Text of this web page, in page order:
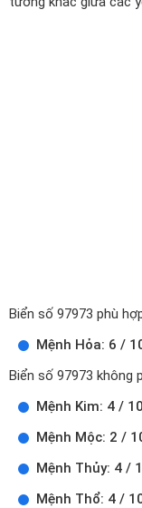
Biển số 97973 phù
Mệnh Hỏa: 6 /
Biển số 97973 không
Mệnh Kim: 4 /
Mệnh Mộc: 2 /
Mệnh Thủy: 4 /
Mệnh Thổ: 4 /